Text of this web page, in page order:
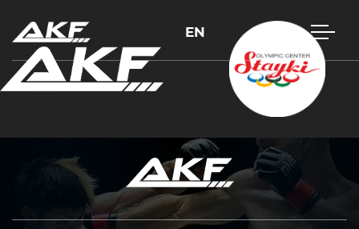
EN
Нажмите Enter для поиска или Esc, чтобы закрыть